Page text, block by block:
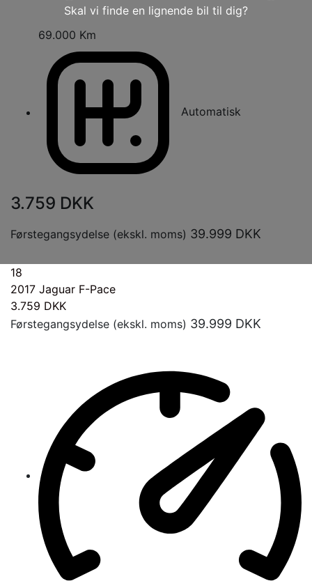
Skal vi finde en lignende bil til dig?
69.000 Km
Automatisk
3.759 DKK
Førstegangsydelse (ekskl. moms) 39.999 DKK
18
2017 Jaguar F-Pace
3.759 DKK
Førstegangsydelse (ekskl. moms) 39.999 DKK